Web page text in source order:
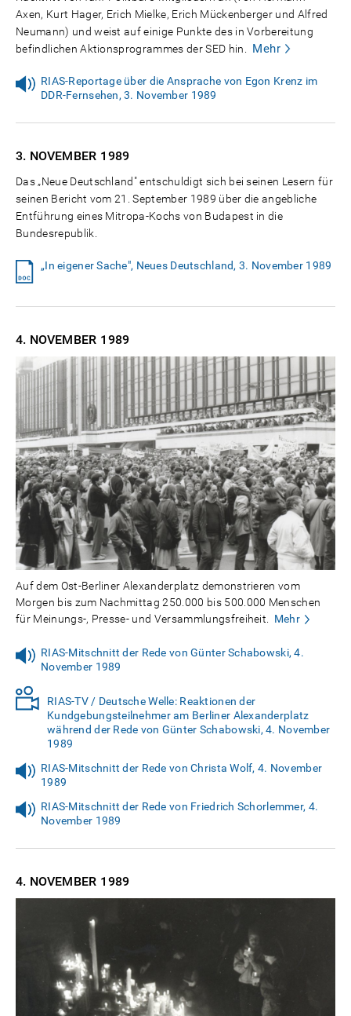
Axen, Kurt Hager, Erich Mielke, Erich Mückenberger und Alfred
Neumann) und weist auf einige Punkte des in Vorbereitung
befindlichen Aktionsprogrammes der SED hin.
Mehr
RIAS-Reportage über die Ansprache von Egon Krenz im
DDR-Fernsehen, 3. November 1989
3. NOVEMBER 1989
Das „Neue Deutschland" entschuldigt sich bei seinen Lesern für
seinen Bericht vom 21. September 1989 über die angebliche
Entführung eines Mitropa-Kochs von Budapest in die
Bundesrepublik.
„In eigener Sache", Neues Deutschland, 3. November 1989
4. NOVEMBER 1989
Auf dem Ost-Berliner Alexanderplatz demonstrieren vom
Morgen bis zum Nachmittag 250.000 bis 500.000 Menschen
für Meinungs-, Presse- und Versammlungsfreiheit. Mehr
RIAS-Mitschnitt der Rede von Günter Schabowski, 4.
November 1989
RIAS-TV / Deutsche Welle: Reaktionen der
Kundgebungsteilnehmer am Berliner Alexanderplatz
während der Rede von Günter Schabowski, 4. November
1989
RIAS-Mitschnitt der Rede von Christa Wolf, 4. November
1989
RIAS-Mitschnitt der Rede von Friedrich Schorlemmer, 4.
November 1989
4. NOVEMBER 1989